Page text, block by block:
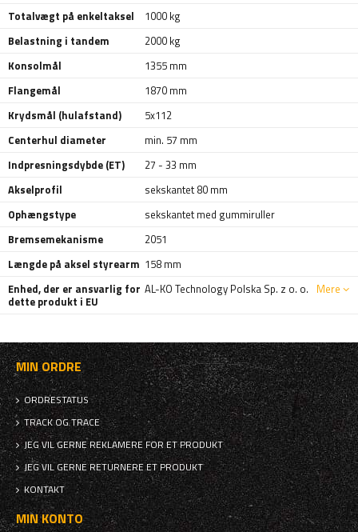
Totalvægt på enkeltaksel
1000 kg
Belastning i tandem
2000 kg
Konsolmål
1355 mm
Flangemål
1870 mm
Krydsmål (hulafstand)
5x112
Centerhul diameter
min. 57 mm
Indpresningsdybde (ET)
27 - 33 mm
Akselprofil
sekskantet 80 mm
Ophængstype
sekskantet med gummiruller
Bremsemekanisme
2051
Længde på aksel styrearm 158 mm
Enhed, der er ansvarlig for
dette produkt i EU
AL-KO Technology Polska Sp. z o. o. Mere
MIN ORDRE
ORDRESTATUS
TRACK OG TRACE
JEG VIL GERNE REKLAMERE FOR ET PRODUKT
JEG VIL GERNE RETURNERE ET PRODUKT
KONTAKT
MIN KONTO